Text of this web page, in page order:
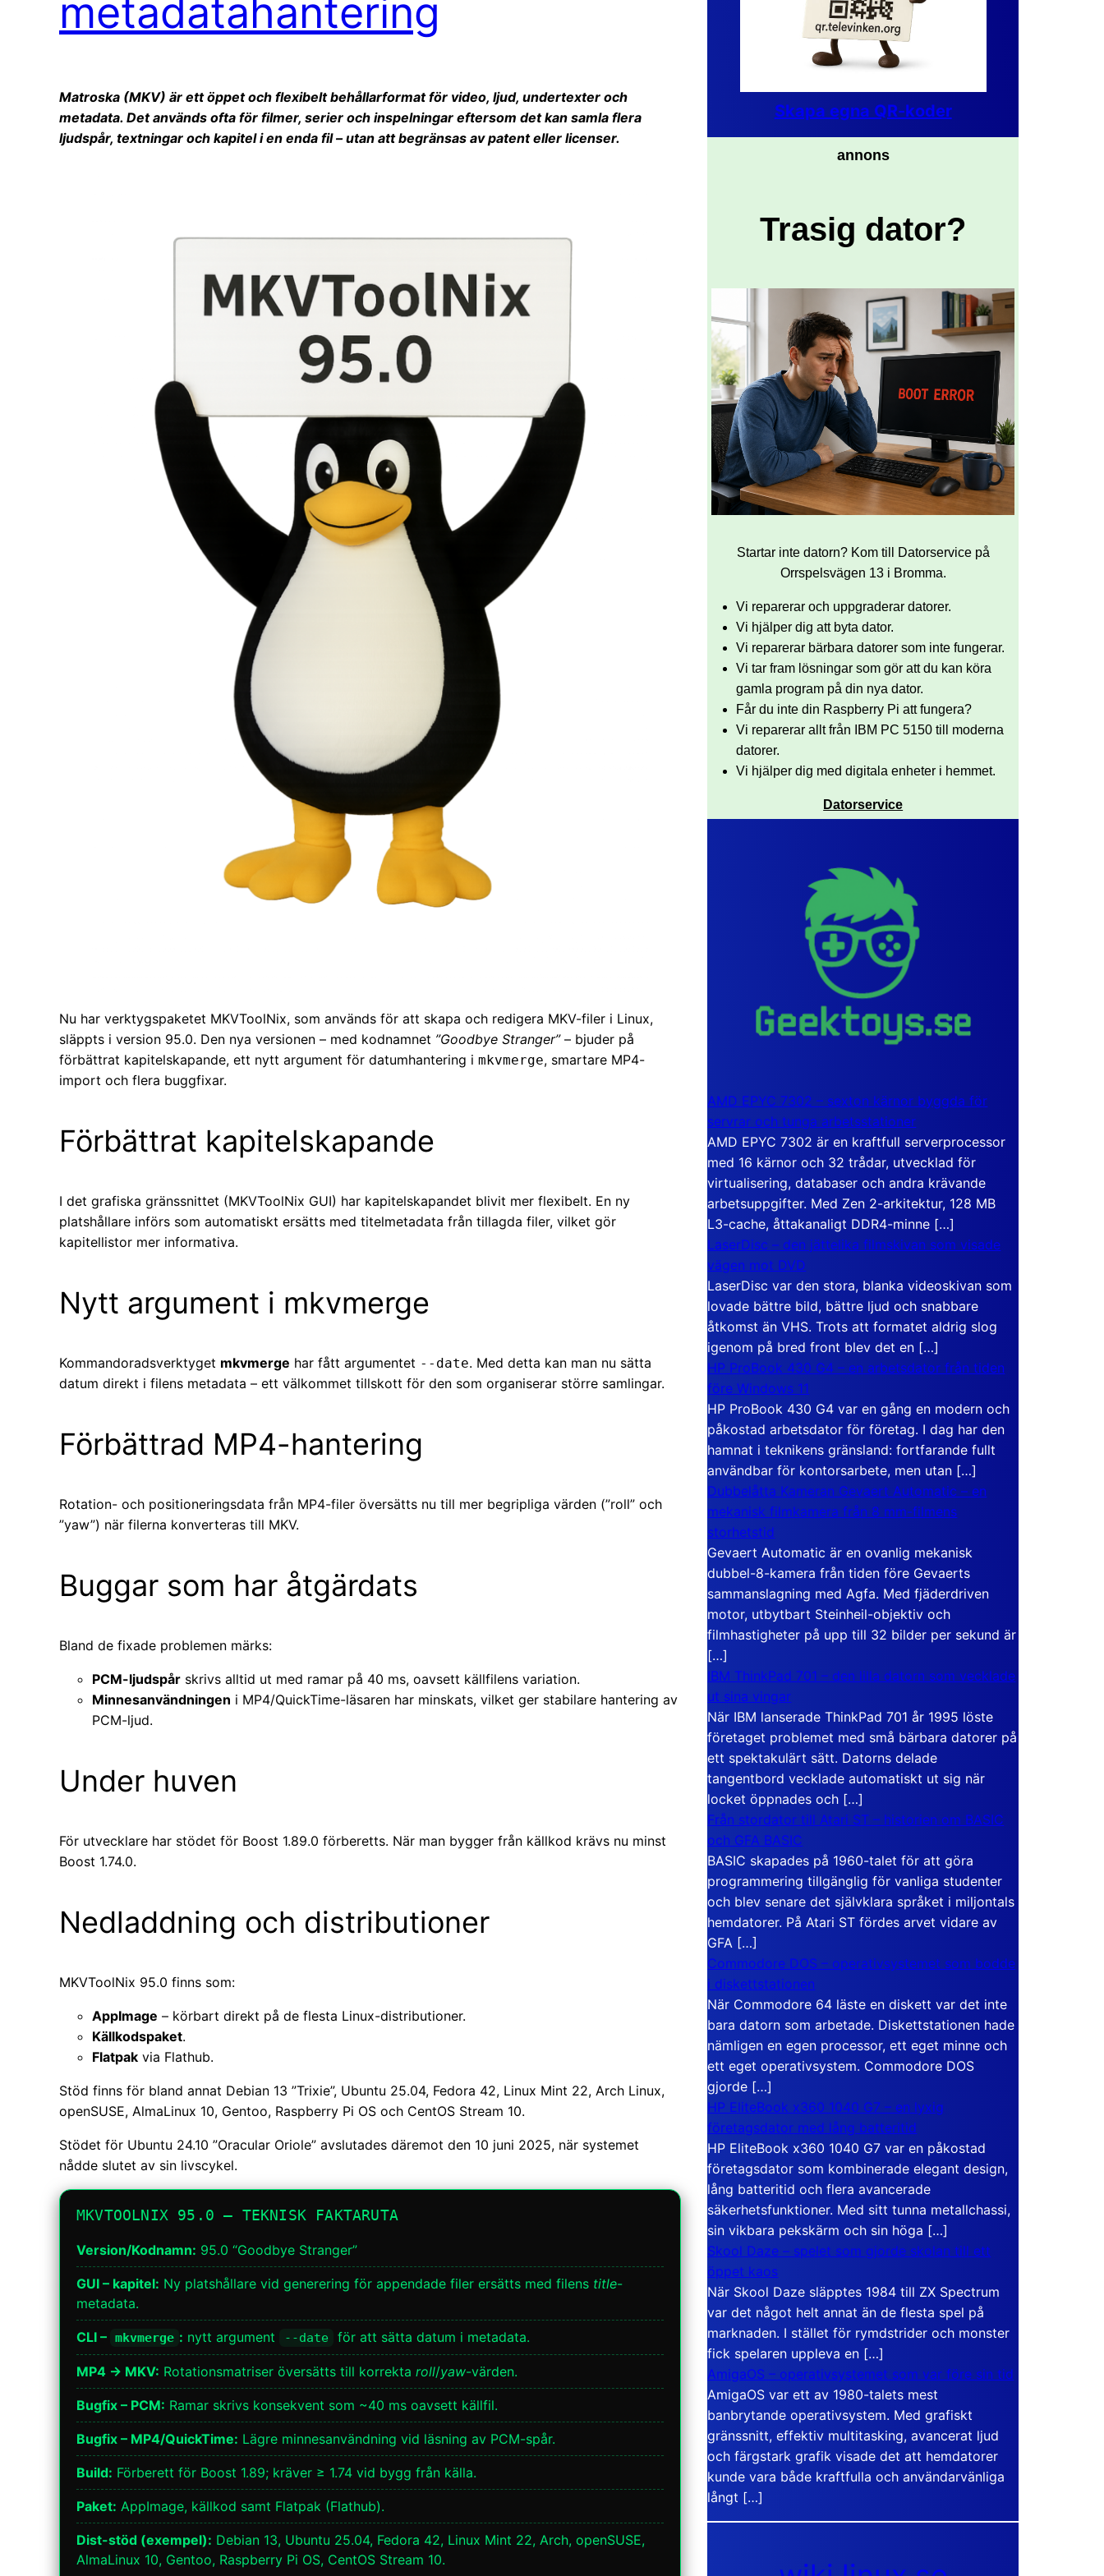
metadatahantering
Matroska (MKV) är ett öppet och flexibelt behållarformat för video, ljud, undertexter och
metadata. Det används ofta för filmer, serier och inspelningar eftersom det kan samla flera
ljudspår, textningar och kapitel i en enda fil – utan att begränsas av patent eller licenser.
Nu har verktygspaketet MKVToolNix, som används för att skapa och redigera MKV-filer i Linux,
släppts i version 95.0. Den nya versionen – med kodnamnet ”Goodbye Stranger”– bjuder på
förbättrat kapitelskapande, ett nytt argument för datumhantering i mkvmerge, smartare MP4-
import och flera buggfixar.
Förbättrat kapitelskapande
I det grafiska gränssnittet (MKVToolNix GUI) har kapitelskapandet blivit mer flexibelt. En ny
platshållare införs som automatiskt ersätts med titelmetadata från tillagda filer, vilket gör
kapitellistor mer informativa.
Nytt argument i mkvmerge
Kommandoradsverktyget mkvmerge har fått argumentet --date. Med detta kan man nu sätta
datum direkt i filens metadata – ett välkommet tillskott för den som organiserar större samlingar.
Förbättrad MP4-hantering
Rotation- och positioneringsdata från MP4-filer översätts nu till mer begripliga värden (”roll” och
”yaw”) när filerna konverteras till MKV.
Buggar som har åtgärdats
Bland de fixade problemen märks:
PCM-ljudspår skrivs alltid ut med ramar på 40 ms, oavsett källfilens variation.
Minnesanvändningen i MP4/QuickTime-läsaren har minskats, vilket ger stabilare hantering av
PCM-ljud.
Under huven
För utvecklare har stödet för Boost 1.89.0 förberetts. När man bygger från källkod krävs nu minst
Boost 1.74.0.
Nedladdning och distributioner
MKVToolNix 95.0 finns som:
AppImage – körbart direkt på de flesta Linux-distributioner.
Källkodspaket.
Flatpak via Flathub.
Stöd finns för bland annat Debian 13 ”Trixie”, Ubuntu 25.04, Fedora 42, Linux Mint 22, Arch Linux,
openSUSE, AlmaLinux 10, Gentoo, Raspberry Pi OS och CentOS Stream 10.
Stödet för Ubuntu 24.10 ”Oracular Oriole” avslutades däremot den 10 juni 2025, när systemet
nådde slutet av sin livscykel.
MKVTOOLNIX 95.0 — TEKNISK FAKTARUTA
Version/Kodnamn: 95.0 “Goodbye Stranger”
GUI – kapitel: Ny platshållare vid generering för appendade filer ersätts med filens title-
metadata.
CLI – mkvmerge : nytt argument --date för att sätta datum i metadata.
MP4 → MKV: Rotationsmatriser översätts till korrekta roll/yaw-värden.
Bugfix – PCM: Ramar skrivs konsekvent som ~40 ms oavsett källfil.
Bugfix – MP4/QuickTime: Lägre minnesanvändning vid läsning av PCM-spår.
Build: Förberett för Boost 1.89; kräver ≥ 1.74 vid bygg från källa.
Paket: AppImage, källkod samt Flatpak (Flathub).
Dist-stöd (exempel): Debian 13, Ubuntu 25.04, Fedora 42, Linux Mint 22, Arch, openSUSE,
AlmaLinux 10, Gentoo, Raspberry Pi OS, CentOS Stream 10.
Skapa egna QR-koder
annons
Trasig dator?
Startar inte datorn? Kom till Datorservice på
Orrspelsvägen 13 i Bromma.
Vi reparerar och uppgraderar datorer.
Vi hjälper dig att byta dator.
Vi reparerar bärbara datorer som inte fungerar.
Vi tar fram lösningar som gör att du kan köra
gamla program på din nya dator.
Får du inte din Raspberry Pi att fungera?
Vi reparerar allt från IBM PC 5150 till moderna
datorer.
Vi hjälper dig med digitala enheter i hemmet.
Datorservice
AMD EPYC 7302 – sexton kärnor byggda för
servrar och tunga arbetsstationer
AMD EPYC 7302 är en kraftfull serverprocessor
med 16 kärnor och 32 trådar, utvecklad för
virtualisering, databaser och andra krävande
arbetsuppgifter. Med Zen 2-arkitektur, 128 MB
L3-cache, åttakanaligt DDR4-minne […]
LaserDisc – den jättelika filmskivan som visade
vägen mot DVD
LaserDisc var den stora, blanka videoskivan som
lovade bättre bild, bättre ljud och snabbare
åtkomst än VHS. Trots att formatet aldrig slog
igenom på bred front blev det en […]
HP ProBook 430 G4 – en arbetsdator från tiden
före Windows 11
HP ProBook 430 G4 var en gång en modern och
påkostad arbetsdator för företag. I dag har den
hamnat i teknikens gränsland: fortfarande fullt
användbar för kontorsarbete, men utan […]
Dubbelåtta Kameran Gevaert Automatic – en
mekanisk filmkamera från 8 mm-filmens
storhetstid
Gevaert Automatic är en ovanlig mekanisk
dubbel-8-kamera från tiden före Gevaerts
sammanslagning med Agfa. Med fjäderdriven
motor, utbytbart Steinheil-objektiv och
filmhastigheter på upp till 32 bilder per sekund är
[…]
IBM ThinkPad 701 – den lilla datorn som vecklade
ut sina vingar
När IBM lanserade ThinkPad 701 år 1995 löste
företaget problemet med små bärbara datorer på
ett spektakulärt sätt. Datorns delade
tangentbord vecklade automatiskt ut sig när
locket öppnades och […]
Från stordator till Atari ST – historien om BASIC
och GFA BASIC
BASIC skapades på 1960-talet för att göra
programmering tillgänglig för vanliga studenter
och blev senare det självklara språket i miljontals
hemdatorer. På Atari ST fördes arvet vidare av
GFA […]
Commodore DOS – operativsystemet som bodde
i diskettstationen
När Commodore 64 läste en diskett var det inte
bara datorn som arbetade. Diskettstationen hade
nämligen en egen processor, ett eget minne och
ett eget operativsystem. Commodore DOS
gjorde […]
HP EliteBook x360 1040 G7 – en lyxig
företagsdator med lång batteritid
HP EliteBook x360 1040 G7 var en påkostad
företagsdator som kombinerade elegant design,
lång batteritid och flera avancerade
säkerhetsfunktioner. Med sitt tunna metallchassi,
sin vikbara pekskärm och sin höga […]
Skool Daze – spelet som gjorde skolan till ett
öppet kaos
När Skool Daze släpptes 1984 till ZX Spectrum
var det något helt annat än de flesta spel på
marknaden. I stället för rymdstrider och monster
fick spelaren uppleva en […]
AmigaOS – operativsystemet som var före sin tid
AmigaOS var ett av 1980-talets mest
banbrytande operativsystem. Med grafiskt
gränssnitt, effektiv multitasking, avancerat ljud
och färgstark grafik visade det att hemdatorer
kunde vara både kraftfulla och användarvänliga
långt […]